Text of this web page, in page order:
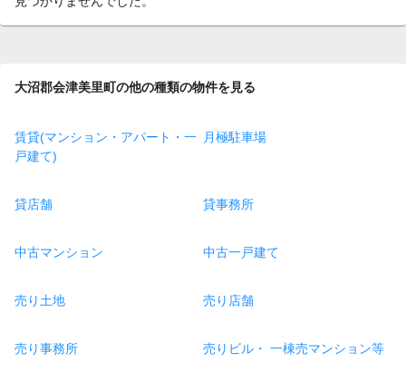
大沼郡会津美里町の他の種類の物件を見る
賃貸(マンション・アパート・一
戸建て)
月極駐車場
貸店舗 貸事務所
中古マンション 中古一戸建て
売り土地 売り店舗
売り事務所 売りビル・ 一棟売マンション等